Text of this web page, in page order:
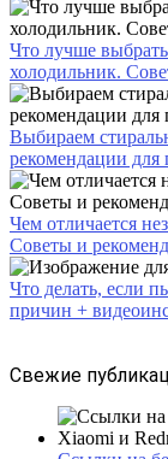
Что лучше
холодильник.
Выбираем
рекомендации для
Чем отличается
Советы и
Что делать, если
причин +
Свежие